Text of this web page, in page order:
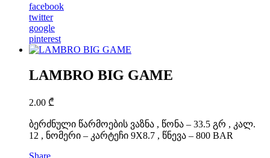
facebook
twitter
google
pinterest
LAMBRO BIG GAME
2.00 ₾
ბერძნული წარმოების ვაზნა , წონა – 33.5 გრ , კალ.
12 , ნომერი – კარტეჩი 9X8.7 , წნევა – 800 BAR
Share